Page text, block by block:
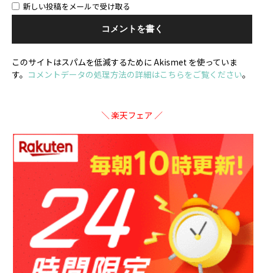
新しい投稿をメールで受け取る
このサイトはスパムを低減するために Akismet を使っていま
す。 コメントデータの処理方法の詳細はこちらをご覧ください。
＼ 楽天フェア ／